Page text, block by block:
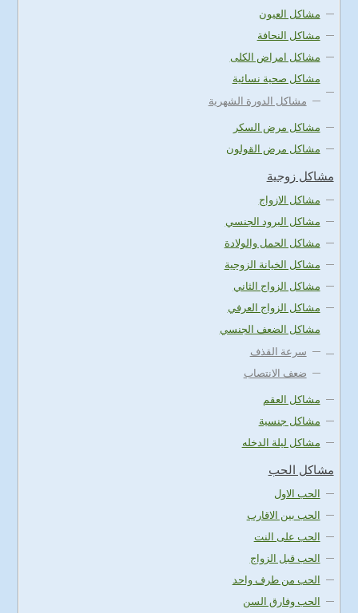
مشاكل العيون
مشاكل النحافة
مشاكل امراض الكلى
مشاكل صحية نسائية
مشاكل الدورة الشهرية
مشاكل مرض السكر
مشاكل مرض القولون
مشاكل زوجية
مشاكل الازواج
مشاكل البرود الجنسي
مشاكل الحمل والولادة
مشاكل الخيانة الزوجية
مشاكل الزواج الثاني
مشاكل الزواج العرفي
مشاكل الضعف الجنسي
سرعة القذف
ضعف الانتصاب
مشاكل العقم
مشاكل جنسية
مشاكل ليلة الدخله
مشاكل الحب
الحب الاول
الحب بين الاقارب
الحب على النت
الحب قبل الزواج
الحب من طرف واحد
الحب وفارق السن